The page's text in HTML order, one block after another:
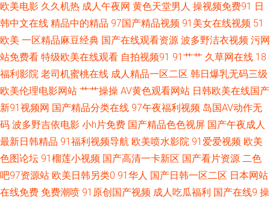
费福利 91ncom草 wwwsysmecn 99热拍国产精品 91伊人在线大香蕉 91涩涩
大片 91成人TS人妖另类 影音先锋欧美爱情 欧美黄色一级纯黄网络 九九激情
网 日韩视频久久 人人操免费手机观看 久久在线一区 久草成仁视频 国产成人
男男影院 大香蕉高清 91在线免费观看视频网站 92精品福利在线 东京热福利
电影在线 成人做爱在线 www99热色 91视频理论 91电影院女人的天堂 91白
丝美女 影音先锋日干夜干資源 无码微视频 五月天福利導航 四虎网扯 91撸啊
欧美电影 久久机热 成人午夜网 黄色天堂男人 操视频免费91 日
韩中文在线 精品中的精品 97国产精品视频 91美女在线视频 51
欧美 一区精品麻豆经典 国产在线观看资源 波多野洁衣视频 污网
站免费看 特级欧美在线观看 自拍视频91 91艹艹 久草网在线 18
福利影院 老司机蜜桃在线 成人精品一区二区 韩日爆乳无码三级
欧美伦理电影网站 艹艹操操 AV黄色观看网站 日韩欧美在线国产
新91视频网 国产精品分类在线 97午夜福利视频 岛国AV动作无
码 波多野吉依电影 小h片免费 国产精品色色视屏 国产午夜成人
最新日韩精品 91福利视频导航 欧美喷水影院 91爱爱视频 欧美
色图论坛 91榴莲小视频 国产高清一卡新区 国产看片资源 二色
吧97资源站 欧美日韩另类0 91华人 国产日韩一区二区 日本网站
在线免费 免费潮喷 91原创国产视频 成人吃瓜福利 国产在线9 操